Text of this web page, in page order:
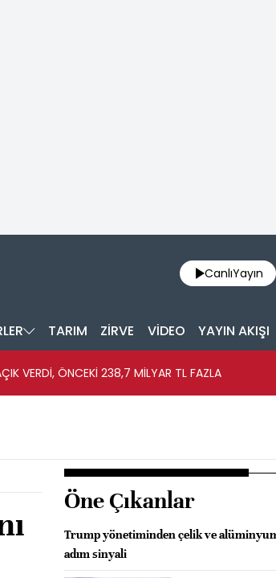
CanlıYayın
TARIM ZİRVE VİDEO YAYIN AKIŞI
VERDİ, ÖNCEKİ 238,7 MİLYAR TL FAZLA
Öne Çıkanlar
Trump yönetiminden çelik ve
adım sinyali